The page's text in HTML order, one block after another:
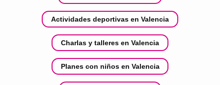
Actividades deportivas en Valencia
Charlas y talleres en Valencia
Planes con niños en Valencia